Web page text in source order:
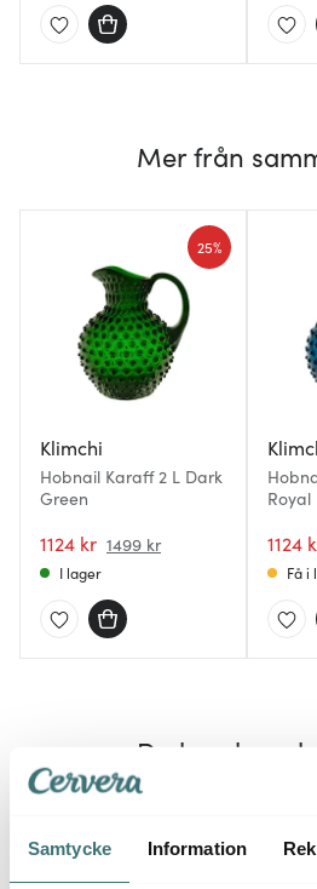
Samtycke Information
Mer från
Klimchi
Hobnail Karaff 2 L Dark
Green
1124 kr 1499 kr
25%
I lager
Royal
1124
Få i
Du kanske
25%